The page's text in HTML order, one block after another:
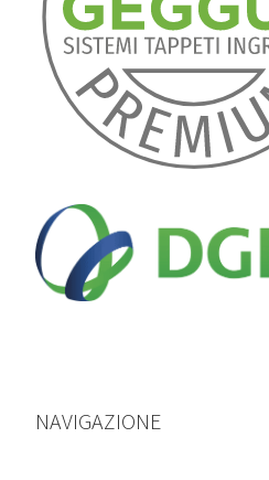
NAVIGAZIONE